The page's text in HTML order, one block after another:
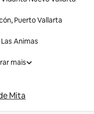
Puerto Vallarta
Las Animas
mais
Mita